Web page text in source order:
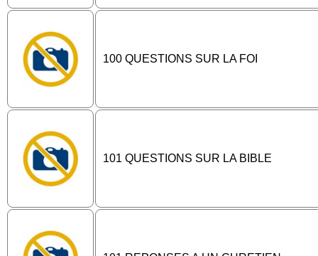
100 QUESTIONS SUR LA FOI
101 QUESTIONS SUR LA BIBLE